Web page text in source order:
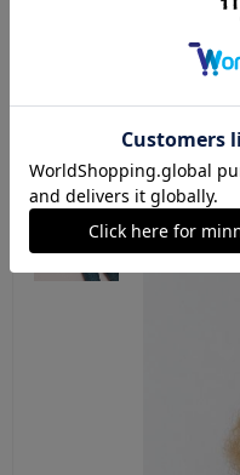
可愛い柄物
た。また機
トップス・